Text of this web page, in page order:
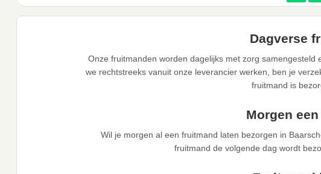
Dagverse
Onze fruitmanden worden dagelijks met zorg
we rechtstreeks vanuit onze leverancier werken, ben je
fruitmand is
Morgen
Wil je morgen al een fruitmand laten bezorgen in
fruitmand de volgende dag wordt